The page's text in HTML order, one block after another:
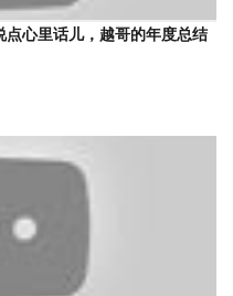
点心里话儿，越哥的年度总结